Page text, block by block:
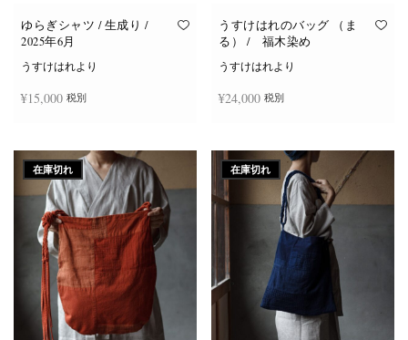
ゆらぎシャツ / 生成り /
2025年6月
うすけはれより
¥15,000 税別
うすけはれのバッグ （ま
る） / 福木染め
うすけはれより
¥24,000 税別
在庫切れ 在庫切れ